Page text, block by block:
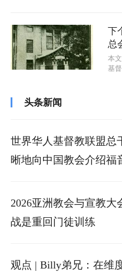
下
总
本
基
头条新闻
世界华人基督教联盟总
晰地向中国教会介绍福
2026亚洲教会与宣教
战是重回门徒训练
观点 | Billy弟兄：在维